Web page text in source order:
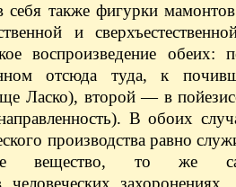
себя также фигурки
и
воспроизведение
отсюда туда, к
Ласко), второй — в
В обоих
производства равно
вещество, то же
человеческих